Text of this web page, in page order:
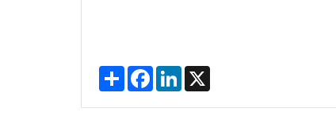
Share FacebookLinkedIn